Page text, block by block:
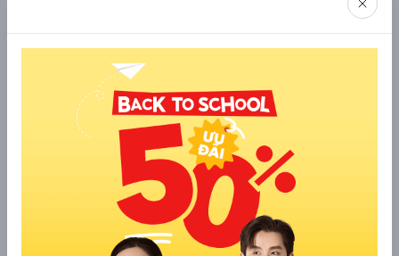
Kiểu áo sơ mi nữ dài tay hoạ tiết độc đáo
8. Áo sơ mi nữ dài tay form rộng
Áo sơ mi nữ dài tay form rộng là một sự lựa chọn thoải mái và
thời trang cho phái đẹp. Với thiết kế rộng rãi, chúng mang đến
sự thoải mái và sự tự do trong mọi hoạt động. Áo sơ mi này
không chỉ tạo cảm giác thoải mái mà còn mang đến vẻ đẹp
thời trang với phong cách đơn giản và ấn tượng. Điều này làm
cho áo sơ mi nữ dài tay form rộng trở thành một sự lựa chọn